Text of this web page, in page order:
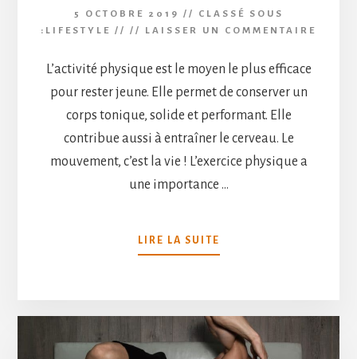
5 OCTOBRE 2019 //
CLASSÉ SOUS
: LIFESTYLE // // LAISSER UN COMMENTAIRE
L’activité physique est le moyen le plus efficace
pour rester jeune. Elle permet de conserver un
corps tonique, solide et performant. Elle
contribue aussi à entraîner le cerveau. Le
mouvement, c’est la vie ! L’exercice physique a
une importance …
LIRE LA SUITE
PROPOSMETTEZ
MOUVEMENT